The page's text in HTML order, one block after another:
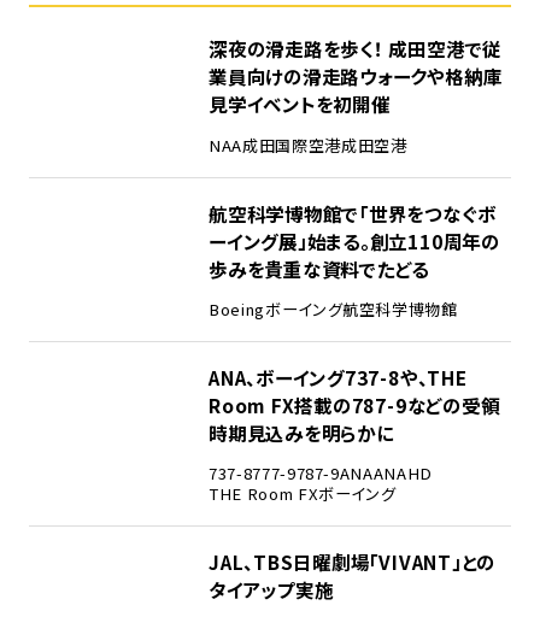
深夜の滑走路を歩く！ 成田空港で従
業員向けの滑走路ウォークや格納庫
見学イベントを初開催
NAA成田国際空港成田空港
航空科学博物館で「世界をつなぐボ
ーイング展」始まる。創立110周年の
歩みを貴重な資料でたどる
Boeingボーイング航空科学博物館
ANA、ボーイング737-8や、THE
Room FX搭載の787-9などの受領
時期見込みを明らかに
737-8777-9787-9ANAANAHD
THE Room FXボーイング
JAL、TBS日曜劇場「VIVANT」との
タイアップ実施